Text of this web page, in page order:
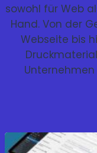
sowohl für Web
Hand. Von der
Webseite bis